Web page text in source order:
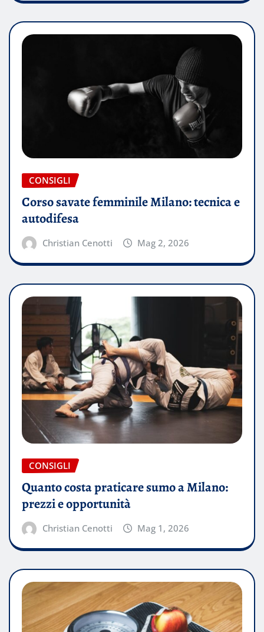
CONSIGLI
Corso savate femminile Milano: tecnica e
autodifesa
Christian Cenotti Mag 2, 2026
CONSIGLI
Quanto costa praticare sumo a Milano:
prezzi e opportunità
Christian Cenotti Mag 1, 2026